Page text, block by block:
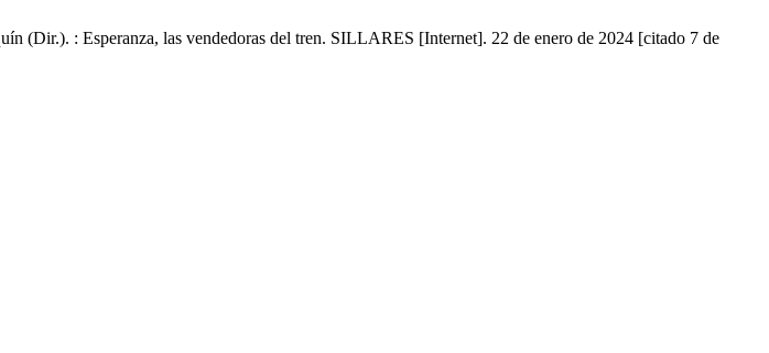
(Dir.). : Esperanza, las vendedoras del tren. SILLARES [Internet]. 22 de enero de 2024 [citado 7 de